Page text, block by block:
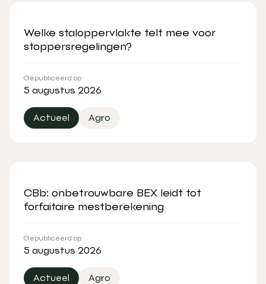
Welke staloppervlakte telt mee voor
stoppersregelingen?
Gepubliceerd op
5 augustus 2026
Actueel Agro
CBb: onbetrouwbare BEX leidt tot
forfaitaire mestberekening
Gepubliceerd op
5 augustus 2026
Actueel Agro